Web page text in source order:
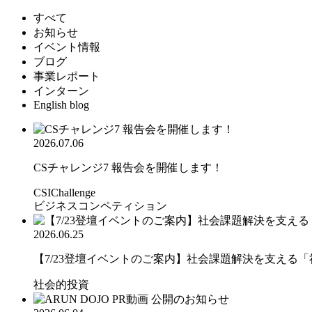
すべて
お知らせ
イベント情報
ブログ
事業レポート
インターン
English blog
2026.07.06
CSチャレンジ7 報告会を開催します！
CSIChallenge
ビジネスコンペティション
2026.06.25
【7/23登壇イベントのご案内】社会課題解決を支える「
社会的投資